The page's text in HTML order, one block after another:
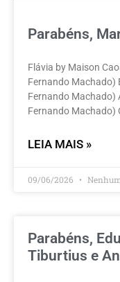
Parabéns,
Flávia by Maison
Fernando Machado)
Fernando Machado)
Fernando Machado)
LEIA MAIS »
09/06/2026
Parabéns,
Tiburtius e